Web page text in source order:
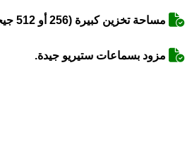
مساحة تخزين كبيرة (256 أو 512 جيجابايت).
مزود بسماعات ستيريو جيدة.